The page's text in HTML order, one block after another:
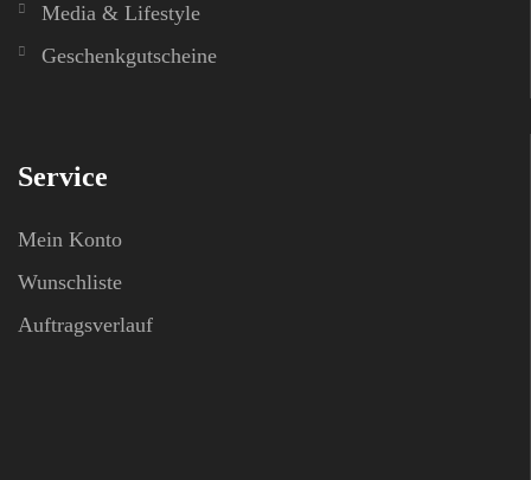
Media & Lifestyle
Geschenkgutscheine
Service
Mein Konto
Wunschliste
Auftragsverlauf